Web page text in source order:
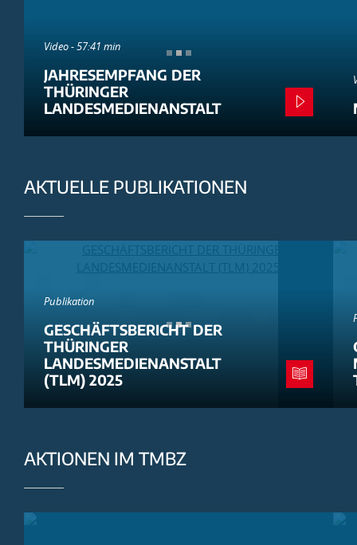
Video - 57:41 min
JAHRESEMPFANG DER
THÜRINGER
LANDESMEDIENANSTALT
AKTUELLE PUBLIKATIONEN
Publikation
GESCHÄFTSBERICHT DER
THÜRINGER
LANDESMEDIENANSTALT
(TLM) 2025
AKTIONEN IM TMBZ